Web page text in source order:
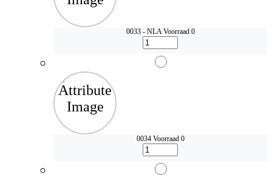
0033 - NLAVoorraad 0
0034 Voorraad 0